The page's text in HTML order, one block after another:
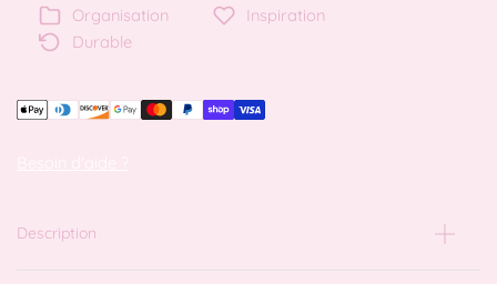
Organisation
Inspiration
Durable
Description